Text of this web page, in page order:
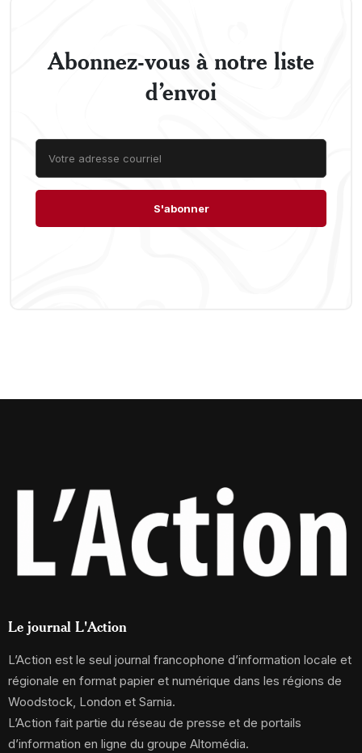
Abonnez-vous à notre liste
d’envoi
Le journal L'Action
L’Action est le seul journal francophone d’information locale et
régionale en format papier et numérique dans les régions de
Woodstock, London et Sarnia.
L’Action fait partie du réseau de presse et de portails
d’information en ligne du groupe Altomédia.